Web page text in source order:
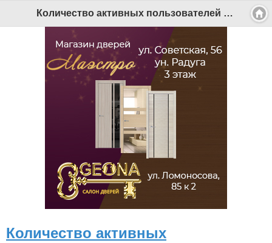
Количество активных пользователей мобильного приложения Сбербанк Онлайн для Android превысило 2 миллиона - Беломорканал Северодвинск tv29.ru
Количество активных